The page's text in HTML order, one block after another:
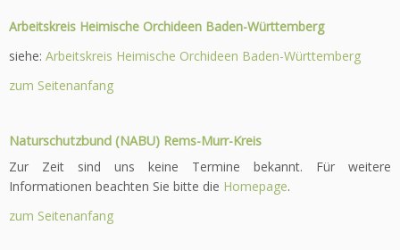
Arbeitskreis Heimische Orchideen Baden-Württemberg
siehe: Arbeitskreis Heimische Orchideen Baden-Württemberg
zum Seitenanfang
Naturschutzbund (NABU) Rems-Murr-Kreis
Zur Zeit sind uns keine Termine bekannt. Für weitere
Informationen beachten Sie bitte die Homepage.
zum Seitenanfang